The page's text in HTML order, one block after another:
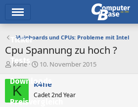
Ticker
Tests
Downloads
Preisvergleich
Mainboards und CPUs: Probleme mit Intel
Cpu Spannung zu hoch ?
E
s
e
k4ne
E
s
e
10. November 2015
K k4ne
Cadet 2nd Year